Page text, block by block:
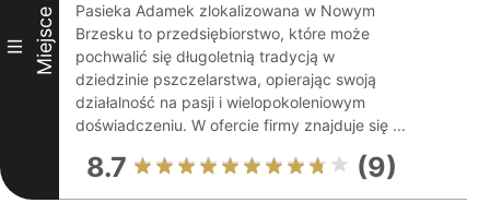
III Miejsce
Pasieka Adamek zlokalizowana w Nowym
Brzesku to przedsiębiorstwo, które może
pochwalić się długoletnią tradycją w
dziedzinie pszczelarstwa, opierając swoją
działalność na pasji i wielopokoleniowym
doświadczeniu. W ofercie firmy znajduje się ...
8.7 (9)